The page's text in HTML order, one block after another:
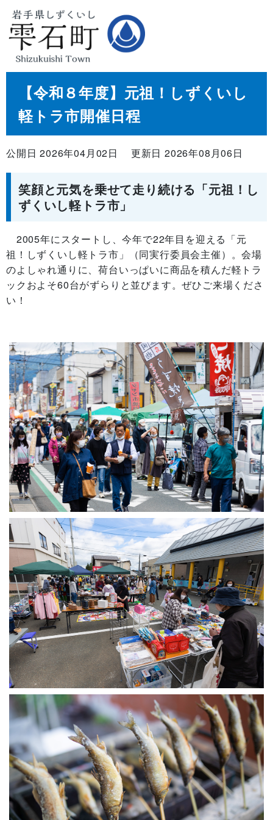
【令和８年度】元祖！しずくいし
軽トラ市開催日程
公開日 2026年04月02日 更新日 2026年08月06日
笑顔と元気を乗せて走り続ける「元祖！し
ずくいし軽トラ市」
2005年にスタートし、今年で22年目を迎える「元
祖！しずくいし軽トラ市」（同実行委員会主催）。会場
のよしゃれ通りに、荷台いっぱいに商品を積んだ軽トラ
ックおよそ60台がずらりと並びます。ぜひご来場くださ
い！